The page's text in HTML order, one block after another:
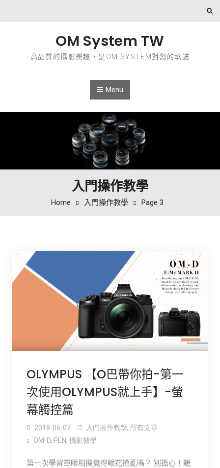
OM System TW
高品質的攝影樂趣，是OM SYSTEM對您的承諾
Menu
入門操作教學
Home 入門操作教學 Page 3
OLYMPUS 【O巴帶你拍-第一
次使用OLYMPUS就上手】-螢
幕觸控篇
2018-06-07 入門操作教學, 所有文章
OM-D, PEN, 攝影教學
第一次學習單眼相機覺得眼花撩亂嗎？ 別擔心！親